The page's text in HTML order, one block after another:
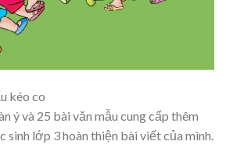
kéo co
ý và 25 bài văn mẫu cung cấp thêm
sinh lớp 3 hoàn thiện bài viết của mình.